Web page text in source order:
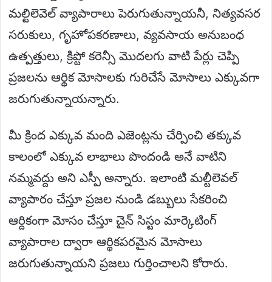
మల్టిలెవెల్ వ్యాపారాలు పెరుగుతున్నాయనీ, నిత్యవసర
సరుకులు, గృహోపకరణాలు, వ్యవసాయ అనుబంధ
ఉత్పత్తులు, క్రిప్టో కరెన్సీ మొదలగు వాటి పేర్లు చెప్పి
ప్రజలను ఆర్థిక మోసాలకు గురిచేసే మోసాలు ఎక్కువగా
జరుగుతున్నాయన్నారు.
మీ క్రింద ఎక్కువ మంది ఎజెంట్లను చేర్పించి తక్కువ
కాలంలో ఎక్కువ లాభాలు పొందండి అనే వాటిని
నమ్మవద్దు అని ఎస్పీ అన్నారు. ఇలాంటి మల్టీలెవల్
వ్యాపారం చేస్తూ ప్రజల నుండి డబ్బులు సేకరించి
ఆర్దికంగా మోసం చేస్తూ చైన్ సిస్టం మార్కెటింగ్
వ్యాపారాల ద్వారా ఆర్థికపరమైన మోసాలు
జరుగుతున్నాయని ప్రజలు గుర్తించాలని కోరారు.